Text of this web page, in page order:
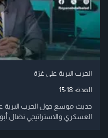
الحرب البرية على غزة
المدة: 15:18
حديث موسع حول الحرب البرية
العسكري والاستراتيجي نضال أبو